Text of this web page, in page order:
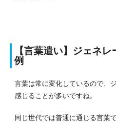
【言葉遣い】ジェネ
例
言葉は常に変化しているので、
感じることが多いですね。
同じ世代では普通に通じる言葉